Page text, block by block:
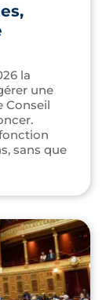
la
une
Conseil
sans que